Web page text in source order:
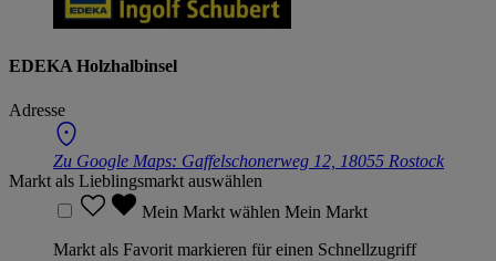
EDEKA Holzhalbinsel
Adresse
Zu Google Maps: Gaffelschonerweg 12, 18055 Rostock
Markt als Lieblingsmarkt auswählen
Mein Markt wählen Mein Markt
Markt als Favorit markieren für einen Schnellzugriff